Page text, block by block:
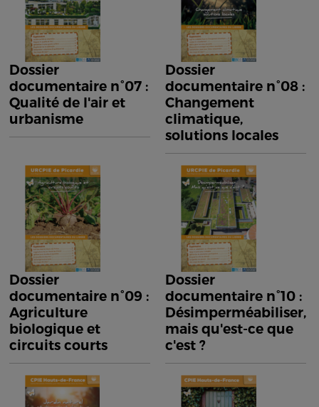
Dossier
documentaire n°07 :
Qualité de l'air et
urbanisme
Dossier
documentaire n°08 :
Changement
climatique,
solutions locales
Dossier
documentaire n°09 :
Agriculture
biologique et
circuits courts
Dossier
documentaire n°10 :
Désimperméabiliser,
mais qu'est-ce que
c'est ?